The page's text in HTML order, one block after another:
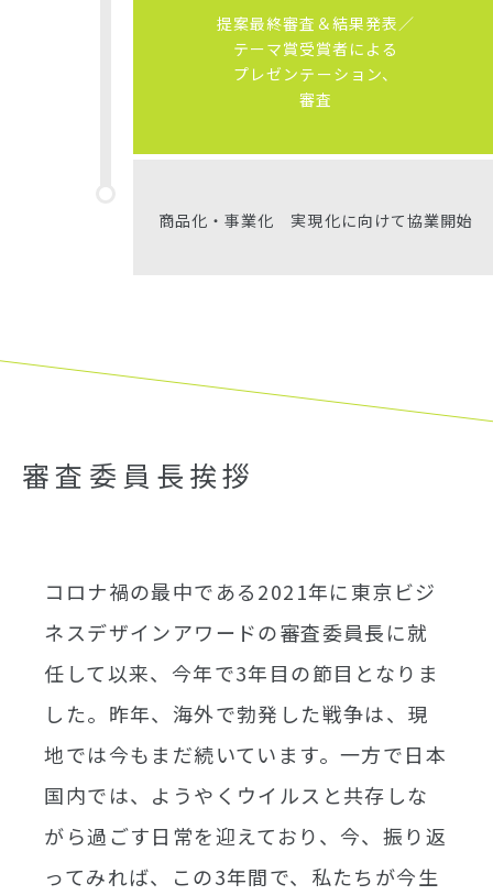
提案最終審査＆結果発表 ／
テーマ賞受賞者による
プレゼンテーション、
審査
商品化・事業化 実現化に向けて協業開始
審査委員長挨拶
コロナ禍の最中である2021年に東京ビジ
ネスデザインアワードの審査委員長に就
任して以来、今年で3年目の節目となりま
した。昨年、海外で勃発した戦争は、現
地では今もまだ続いています。一方で日本
国内では、ようやくウイルスと共存しな
がら過ごす日常を迎えており、今、振り返
ってみれば、この3年間で、私たちが今生